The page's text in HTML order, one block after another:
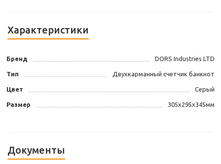
Характеристики
Бренд DORS Industries LTD
Тип Двухкарманный счетчик банкнот
Цвет Серый
Размер 305х295х345мм
Документы